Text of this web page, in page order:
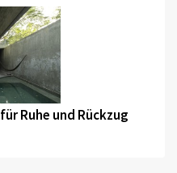
Ruhe und Rückzug